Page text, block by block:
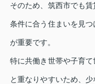
そのため、筑西市でも
条件に合う住まいを見
が重要です。
特に共働き世帯や子育
と重なりやすいため、